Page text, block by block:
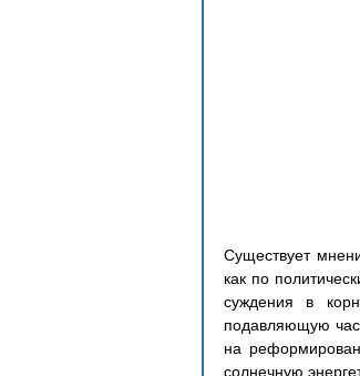
Существует
как по
суждения в
подавляющую
на
солнечную